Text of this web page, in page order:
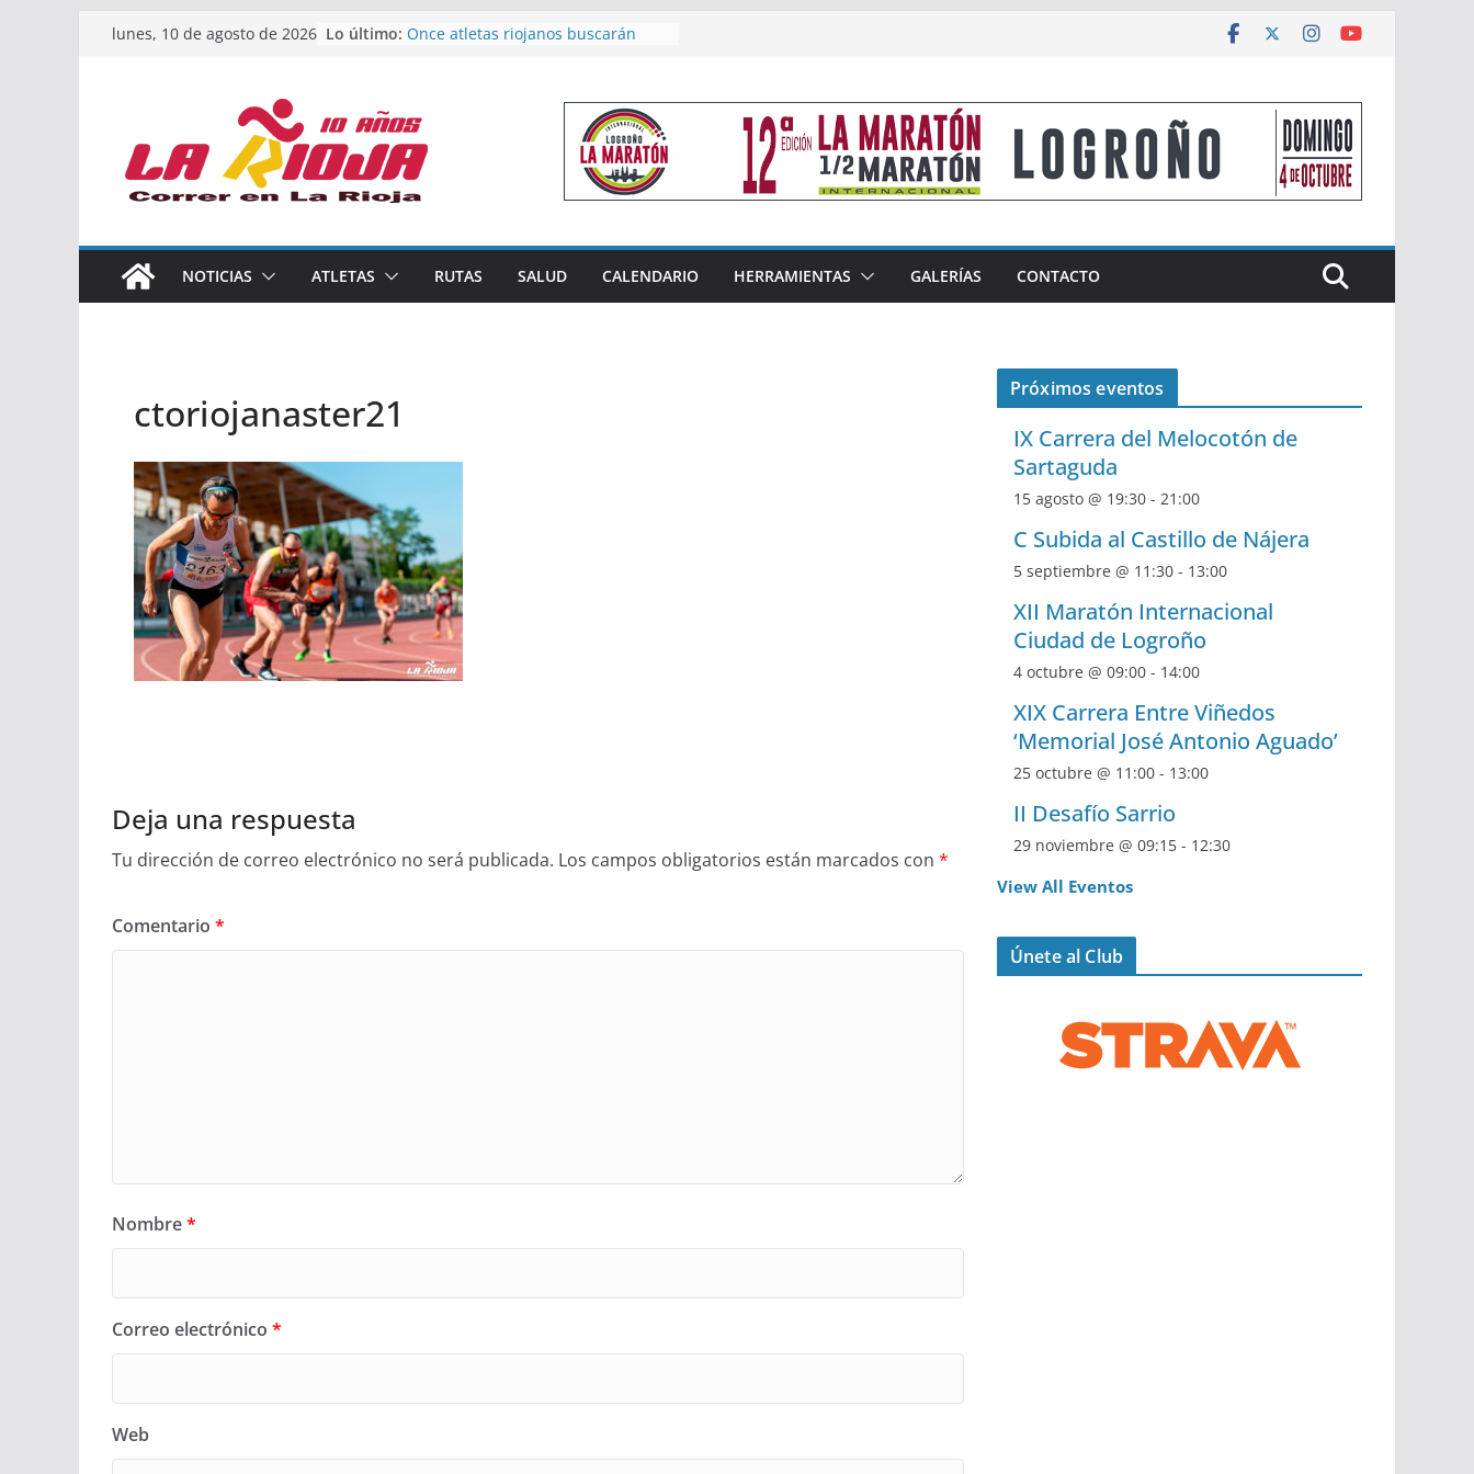
Saltarlunes, 10 de agosto de 2026 Lo último: Once atletas riojanos buscarán
Un bronce en 4×400 y tres puestos
de finalista cierran la participación
riojana en en Nacional de Málaga
El equipo femenino del Tritones
Rioja alcanza el podio nacional de
Acuatlón en Calahorra
España absoluto en Disco
Calahorra acoge este fin de semana
NOTICIAS ATLETAS RUTAS SALUD CALENDARIO HERRAMIENTAS GALERÍAS CONTACTO
ctoriojanaster21
Deja una respuesta
Tu dirección de correo electrónico no será publicada. Los campos obligatorios están marcados con *
Comentario *
Nombre*
Correo electrónico *
Web
Próximos eventos
IX Carrera del Melocotón de
Sartaguda
15 agosto @ 19:30 - 21:00
C Subida al Castillo de Nájera
5 septiembre @ 11:30 - 13:00
XII Maratón Internacional
Ciudad de Logroño
4 octubre @ 09:00 - 14:00
XIX Carrera Entre Viñedos
‘Memorial José Antonio Aguado’
25 octubre @ 11:00 - 13:00
II Desafío Sarrio
29 noviembre @ 09:15 - 12:30
View All Eventos
Únete al Club